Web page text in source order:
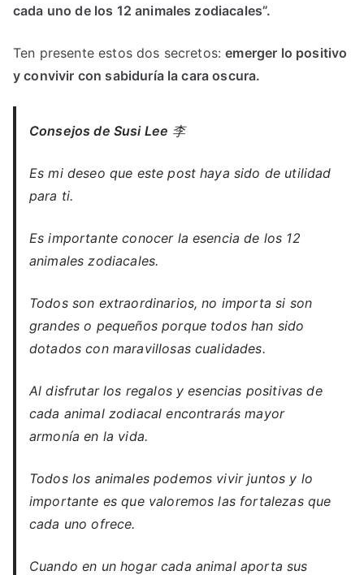
cada uno de los 12 animales zodiacales”.
Ten presente estos dos secretos:emerger lo positivo
y convivir con sabiduría la cara oscura.
Consejos de Susi Lee 李
Es mi deseo que este post haya sido de utilidad
para ti.
Es importante conocer la esencia de los 12
animales zodiacales.
Todos son extraordinarios, no importa si son
grandes o pequeños porque todos han sido
dotados con maravillosas cualidades.
Al disfrutar los regalos y esencias positivas de
cada animal zodiacal encontrarás mayor
armonía en la vida.
Todos los animales podemos vivir juntos y lo
importante es que valoremos las fortalezas que
cada uno ofrece.
Cuando en un hogar cada animal aporta sus